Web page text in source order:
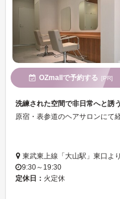
OZmallで予約する [PR]
洗練された空間で非日常へと誘
東武東上線「大山駅」東口よ
9:30～19:30
定休日： 火定休